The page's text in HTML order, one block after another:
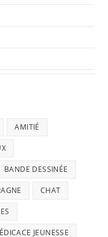
AMITIÉ
BANDE DESSINÉE
CHAT
JEUNESSE